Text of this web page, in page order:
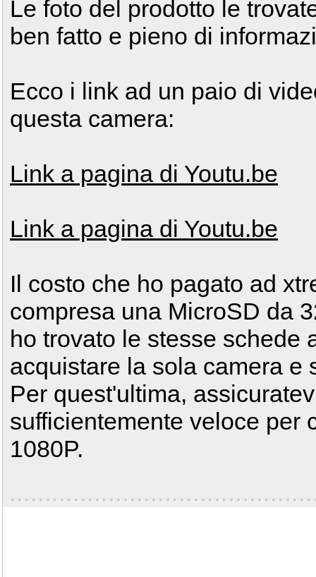
Le foto del prodotto le
ben fatto e pieno di
Ecco i link ad un paio di
questa camera:
Link a pagina di Youtu.be
Link a pagina di Youtu.be
Il costo che ho pagato ad
compresa una MicroSD da
ho trovato le stesse schede
acquistare la sola camera e
Per quest'ultima,
sufficientemente veloce per
1080P.